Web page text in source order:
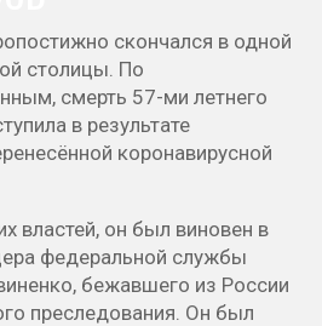
скончался в одной
столицы. По
смерть 57-ми летнего
в результате
коронавирусной
властей, он был виновен в
федеральной службы
бежавшего из России
преследования. Он был